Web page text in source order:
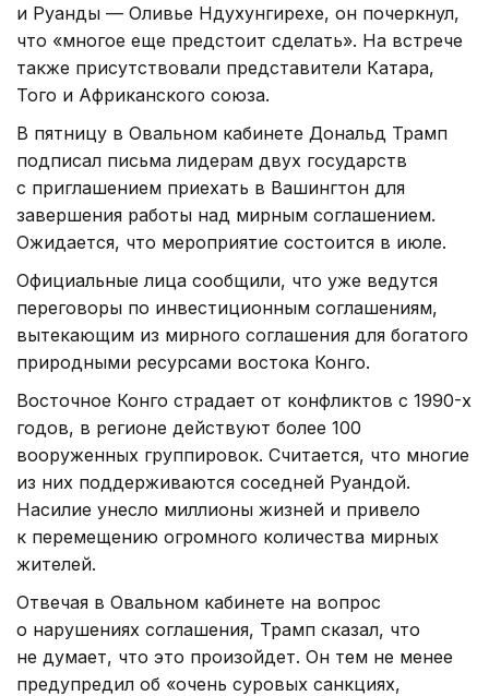
и Руанды — Оливье Ндухунгирехе, он почеркнул,
что «многое еще предстоит сделать». На встрече
также присутствовали представители Катара,
Того и Африканского союза.
В пятницу в Овальном кабинете Дональд Трамп
подписал письма лидерам двух государств
с приглашением приехать в Вашингтон для
завершения работы над мирным соглашением.
Ожидается, что мероприятие состоится в июле.
Официальные лица сообщили, что уже ведутся
переговоры по инвестиционным соглашениям,
вытекающим из мирного соглашения для богатого
природными ресурсами востока Конго.
Восточное Конго страдает от конфликтов с 1990-х
годов, в регионе действуют более 100
вооруженных группировок. Считается, что многие
из них поддерживаются соседней Руандой.
Насилие унесло миллионы жизней и привело
к перемещению огромного количества мирных
жителей.
Отвечая в Овальном кабинете на вопрос
о нарушениях соглашения, Трамп сказал, что
не думает, что это произойдет. Он тем не менее
предупредил об «очень суровых санкциях,